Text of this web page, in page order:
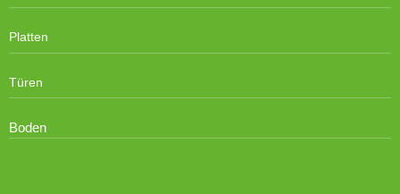
Platten
Türen
Boden